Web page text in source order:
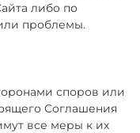
либо по
проблемы.
споров или
Соглашения
все меры к их